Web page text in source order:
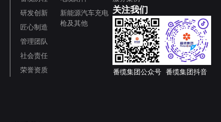
研发创新
匠心制造
管理团队
社会责任
荣誉资质
新能源汽车充电
枪及其他
关注我们
番缆集团公众号 番缆集团抖音